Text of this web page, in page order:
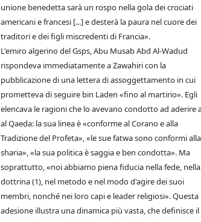
unione benedetta sarà un rospo nella gola dei crociati
americani e francesi [...] e desterà la paura nel cuore dei
traditori e dei figli miscredenti di Francia».
L'emiro algerino del Gsps, Abu Musab Abd Al-Wadud
rispondeva immediatamente a Zawahiri con la
pubblicazione di una lettera di assoggettamento in cui
prometteva di seguire bin Laden «fino al martirio». Egli
elencava le ragioni che lo avevano condotto ad aderire
al Qaeda: la sua linea è «conforme al Corano e alla
Tradizione del Profeta», «le sue fatwa sono conformi alla
sharia», «la sua politica è saggia e ben condotta». Ma
soprattutto, «noi abbiamo piena fiducia nella fede, nella
dottrina (1), nel metodo e nel modo d'agire dei suoi
membri, nonché nei loro capi e leader religiosi». Questa
adesione illustra una dinamica più vasta, che definisce il